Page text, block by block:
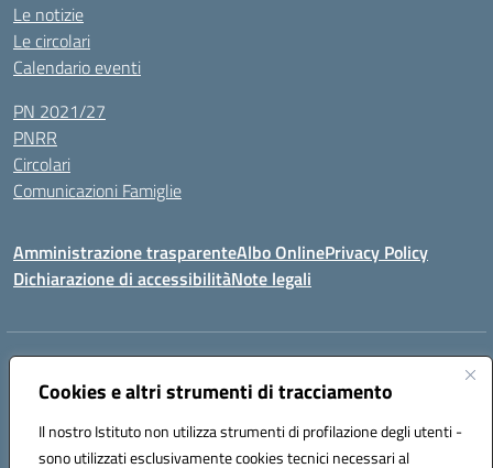
Cookies e altri strumenti di tracciamento
Il nostro Istituto non utilizza strumenti di profilazione degli utenti -
sono utilizzati esclusivamente cookies tecnici necessari al
Le notizie
Le circolari
Calendario eventi
PN 2021/27
PNRR
Circolari
Comunicazioni Famiglie
Amministrazione trasparenteAlbo OnlinePrivacy Policy
Dichiarazione di accessibilitàNote legali
Indirizzo:
Centralino:(+39) 0737787634 Email:mcic80700n@istruzione.it
Codice fiscale: 92010940432